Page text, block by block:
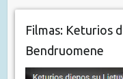
Filmas: Keturios
Bendruomene